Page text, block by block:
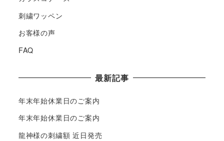
刺繍ワッペン
お客様の声
FAQ
最新記事
年末年始休業日のご案内
年末年始休業日のご案内
龍神様の刺繍額 近日発売